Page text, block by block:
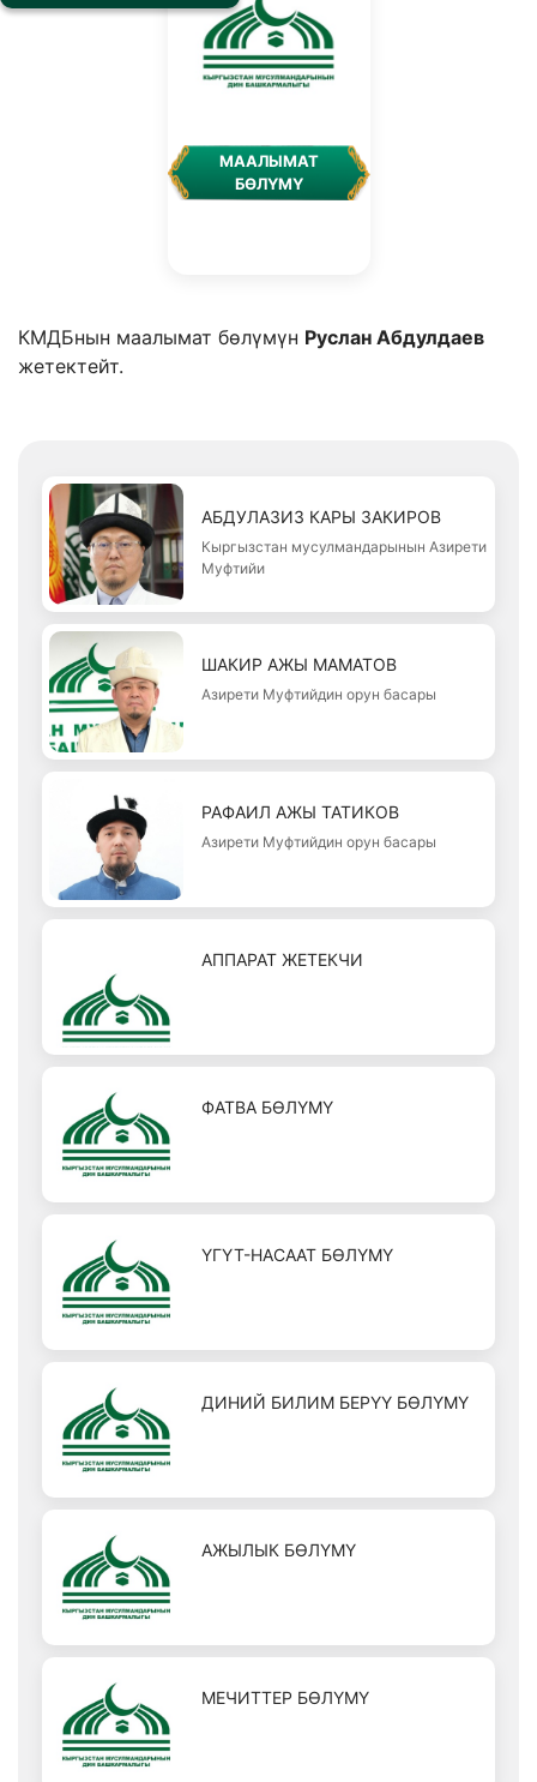
МААЛЫМАТ
БӨЛҮМҮ
КМДБнын маалымат бөлүмүн Руслан Абдулдаев
жетектейт.
АБДУЛАЗИЗ КАРЫ ЗАКИРОВ
Кыргызстан мусулмандарынын Азирети
Муфтийи
ШАКИР АЖЫ МАМАТОВ
Азирети Муфтийдин орун басары
РАФАИЛ АЖЫ ТАТИКОВ
Азирети Муфтийдин орун басары
АППАРАТ ЖЕТЕКЧИ
ФАТВА БӨЛҮМҮ
ҮГҮТ-НАСААТ БӨЛҮМҮ
ДИНИЙ БИЛИМ БЕРҮҮ БӨЛҮМҮ
АЖЫЛЫК БӨЛҮМҮ
МЕЧИТТЕР БӨЛҮМҮ